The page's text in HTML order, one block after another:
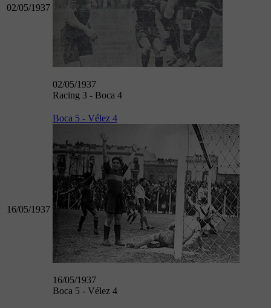
02/05/1937
02/05/1937
Racing 3 - Boca 4
16/05/1937
Boca 5 - Vélez 4
16/05/1937
Boca 5 - Vélez 4